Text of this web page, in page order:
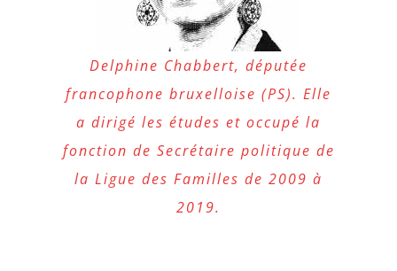
Delphine Chabbert, députée
francophone bruxelloise (PS). Elle
a dirigé les études et occupé la
fonction de Secrétaire politique de
la Ligue des Familles de 2009 à
2019.